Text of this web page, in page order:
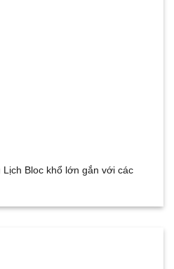
Bloc khổ lớn gắn với các